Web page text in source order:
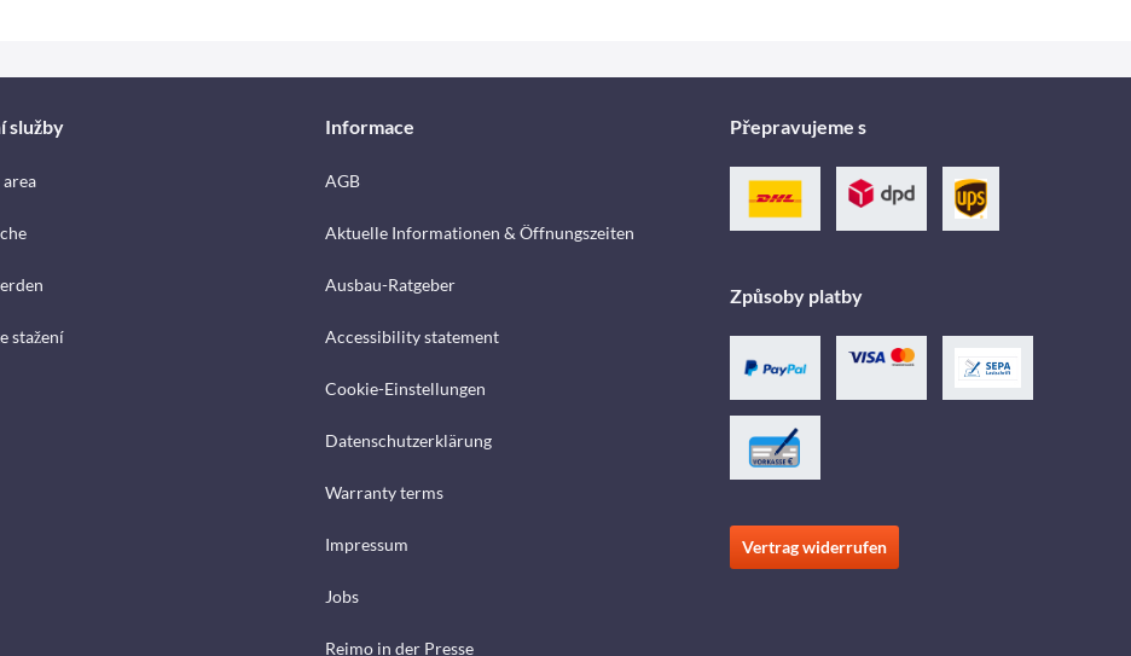
služby
stažení
Informace
AGB
Aktuelle Informationen & Öffnungszeiten
Ausbau-Ratgeber
Accessibility statement
Cookie-Einstellungen
Datenschutzerklärung
Warranty terms
Impressum
Jobs
Reimo in der Presse
Přepravujeme s
Způsoby platby
Vertrag widerrufen